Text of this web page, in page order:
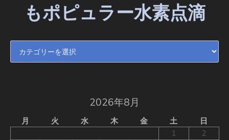
もポピュラー水素点滴
2026年8月
月 火 水 木 金 土
日
1
2